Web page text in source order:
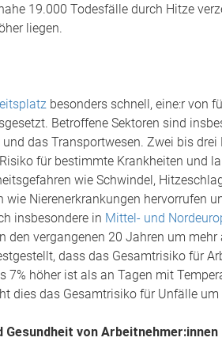
19.000 Todesfälle durch Hitze
liegen.
besonders schnell, eine:r von
Betroffene Sektoren sind
das Transportwesen. Zwei bis
für bestimmte Krankheiten und
wie Schwindel,
Nierenerkrankungen hervorrufen
insbesondere in Mittel- und
vergangenen 20 Jahren um mehr
dass das Gesamtrisiko für
höher ist als an Tagen mit
dies das Gesamtrisiko für Unfälle um
Gesundheit von Arbeitnehmer:innen